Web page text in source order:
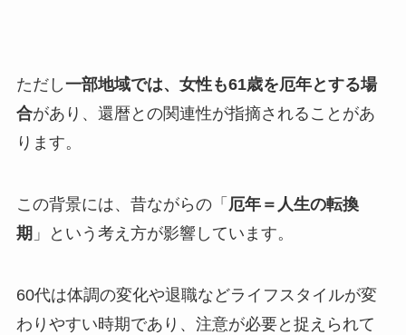
ただし一部地域では、女性も61歳を厄年とする場
合があり、還暦との関連性が指摘されることがあ
ります。
この背景には、昔ながらの「 厄年＝人生の転換
期 」という考え方が影響しています。
60代は体調の変化や退職などライフスタイルが変
わりやすい時期であり、注意が必要と捉えられて